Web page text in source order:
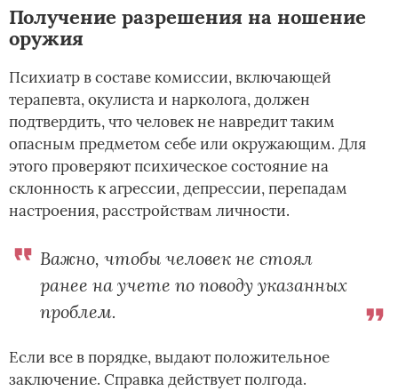
Получение разрешения на ношение
оружия
Психиатр в составе комиссии, включающей
терапевта, окулиста и нарколога, должен
подтвердить, что человек не навредит таким
опасным предметом себе или окружающим. Для
этого проверяют психическое состояние на
склонность к агрессии, депрессии, перепадам
настроения, расстройствам личности.
Важно, чтобы человек не стоял
ранее на учете по поводу указанных
проблем.
Если все в порядке, выдают положительное
заключение. Справка действует полгода.